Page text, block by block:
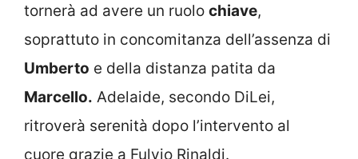
tornerà ad avere un ruolo chiave,
soprattuto in concomitanza dell’assenza di
Umberto e della distanza patita da
Marcello. Adelaide, secondo DiLei,
ritroverà serenità dopo l’intervento al
cuore grazie a Fulvio Rinaldi.